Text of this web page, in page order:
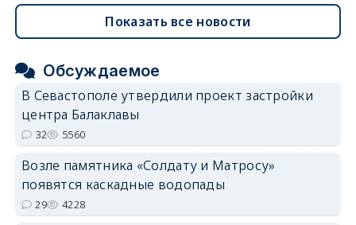
Показать все новости
Обсуждаемое
В Севастополе утвердили проект застройки
центра Балаклавы
32 5560
Возле памятника «Солдату и Матросу»
появятся каскадные водопады
29 4228